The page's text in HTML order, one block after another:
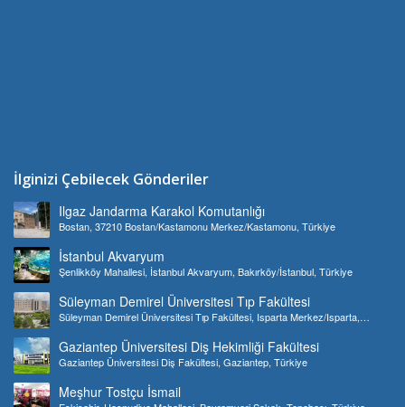
İlginizi Çebilecek Gönderiler
Ilgaz Jandarma Karakol Komutanlığı
Bostan, 37210 Bostan/Kastamonu Merkez/Kastamonu, Türkiye
İstanbul Akvaryum
Şenlikköy Mahallesi, İstanbul Akvaryum, Bakırköy/İstanbul, Türkiye
Süleyman Demirel Üniversitesi Tıp Fakültesi
Süleyman Demirel Üniversitesi Tıp Fakültesi, Isparta Merkez/Isparta,
Gaziantep Üniversitesi Diş Hekimliği Fakültesi
Gaziantep Üniversitesi Diş Fakültesi, Gaziantep, Türkiye
Meşhur Tostçu İsmail